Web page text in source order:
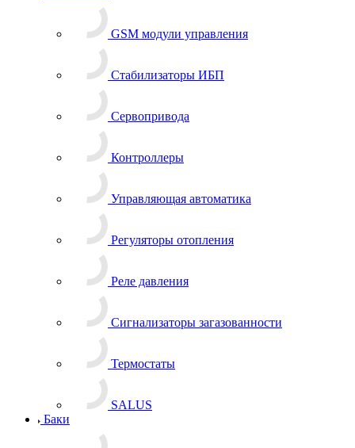
GSM модули управления
Стабилизаторы ИБП
Сервопривода
Контроллеры
Управляющая автоматика
Регуляторы отопления
Реле давления
Сигнализаторы загазованности
Термостаты
SALUS
Баки